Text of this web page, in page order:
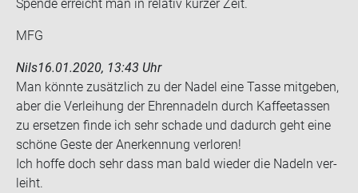
Spen­de er­reicht man in re­la­tiv kur­zer Zeit.
MFG
Nils16.01.2020, 13:43 Uhr
Man könn­te zu­sätz­lich zu der Nadel eine Tasse mit­ge­ben,
aber die Ver­lei­hung der Eh­ren­na­deln durch Kaf­fee­tas­sen
zu er­set­zen finde ich sehr scha­de und da­durch geht eine
schö­ne Geste der An­er­ken­nung ver­lo­ren!
Ich hoffe doch sehr dass man bald wie­der die Na­deln ver­
leiht.